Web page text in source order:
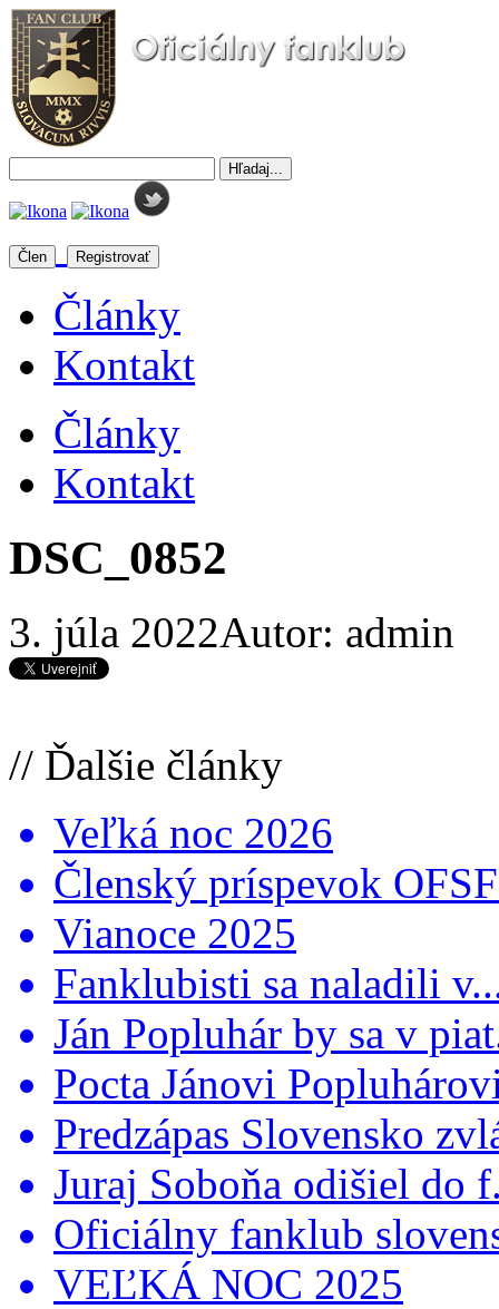
Člen Registrovať
Články
Kontakt
Články
Kontakt
DSC_0852
3. júla 2022Autor: admin
// Ďalšie články
Veľká noc 2026
Členský príspevok
Vianoce 2025
Fanklubisti sa naladili
Ján Popluhár by sa v
Pocta Jánovi
Predzápas Slovensko
Juraj Soboňa odišiel do
Oficiálny fanklub
VEĽKÁ NOC 2025